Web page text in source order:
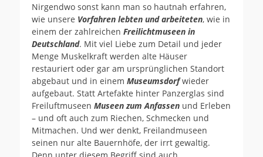
Nirgendwo sonst kann man so hautnah erfahren,
wie unsere Vorfahren lebten und arbeiteten, wie in
einem der zahlreichen Freilichtmuseen in
Deutschland. Mit viel Liebe zum Detail und jeder
Menge Muskelkraft werden alte Häuser
restauriert oder gar am ursprünglichen Standort
abgebaut und in einem Museumsdorfwieder
aufgebaut. Statt Artefakte hinter Panzerglas sind
Freiluftmuseen Museen zum Anfassen und Erleben
– und oft auch zum Riechen, Schmecken und
Mitmachen. Und wer denkt, Freilandmuseen
seinen nur alte Bauernhöfe, der irrt gewaltig.
Denn unter diesem Begriff sind auch